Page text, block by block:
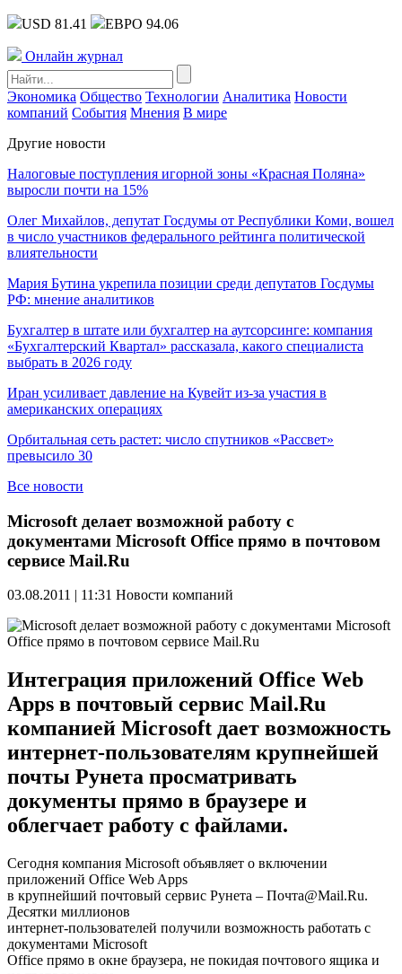
USD 81.41 ЕВРО 94.06
Онлайн журнал
Экономика Общество Технологии Аналитика Новости
компаний События Мнения В мире
Другие новости
Налоговые поступления игорной зоны «Красная Поляна»
выросли почти на 15%
Олег Михайлов, депутат Госдумы от Республики Коми, вошел
в число участников федерального рейтинга политической
влиятельности
Мария Бутина укрепила позиции среди депутатов Госдумы
РФ: мнение аналитиков
Бухгалтер в штате или бухгалтер на аутсорсинге: компания
«Бухгалтерский Квартал» рассказала, какого специалиста
выбрать в 2026 году
Иран усиливает давление на Кувейт из-за участия в
американских операциях
Орбитальная сеть растет: число спутников «Рассвет»
превысило 30
Все новости
Microsoft делает возможной работу с
документами Microsoft Office прямо в почтовом
сервисе Mail.Ru
03.08.2011 | 11:31 Новости компаний
Интеграция приложений Office Web
Apps в почтовый сервис Mail.Ru
компанией Microsoft дает возможность
интернет-пользователям крупнейшей
почты Рунета просматривать
документы прямо в браузере и
облегчает работу с файлами.
Сегодня компания Microsoft объявляет о включении
приложений Office Web Apps
в крупнейший почтовый сервис Рунета – Почта@Mail.Ru.
Десятки миллионов
интернет-пользователей получили возможность работать с
документами Microsoft
Office прямо в окне браузера, не покидая почтового ящика и